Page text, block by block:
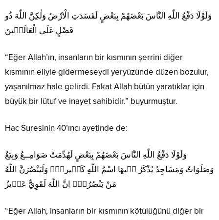
وَلَوْلَا دَفْعُ اللّٰهِ النَّاسَ بَعْضَهُمْ بِبَعْضٍ لَفَسَدَتِ الْاَرْضُ وَلٰكِنَّ اللّٰهَ ذُو
فَضْلٍ عَلَى الْعَالَم۪ينَ
“Eğer Allah’ın, insanların bir kısmının şerrini diğer
kısmının eliyle gidermeseydi yeryüzünde düzen bozulur,
yaşanılmaz hale gelirdi. Fakat Allah bütün yaratıklar için
büyük bir lütuf ve inayet sahibidir.” buyurmuştur.
Hac Suresinin 40’ıncı ayetinde de:
وَلَوْلَا دَفْعُ اللّٰهِ النَّاسَ بَعْضَهُمْ بِبَعْضٍ لَهُدِّمَتْ صَوَامِــعُ وَبِيَعٌ
وَصَلَوَاتٌ وَمَسَاجِدُ يُذْكَرُ ف۪يهَا اسْمُ اللّٰهِ كَث۪يراًۜ وَلَيَنْصُرَنَّ اللّٰهُ
مَنْ يَنْصُرُهُۜ اِنَّ اللّٰهَ لَقَوِيٌّ عَز۪يزٌ
“Eğer Allah, insanların bir kısmının kötülüğünü diğer bir